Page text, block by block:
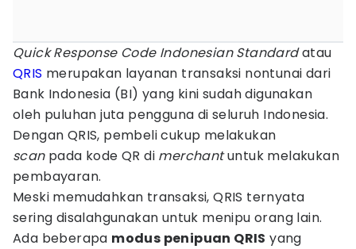
Quick Response Code Indonesian Standardatau
QRIS merupakan layanan transaksi nontunai dari
Bank Indonesia (BI) yang kini sudah digunakan
oleh puluhan juta pengguna di seluruh Indonesia.
Dengan QRIS, pembeli cukup melakukan
scan pada kode QR di merchantuntuk melakukan
pembayaran.
Meski memudahkan transaksi, QRIS ternyata
sering disalahgunakan untuk menipu orang lain.
Ada beberapa modus penipuan QRIS yang